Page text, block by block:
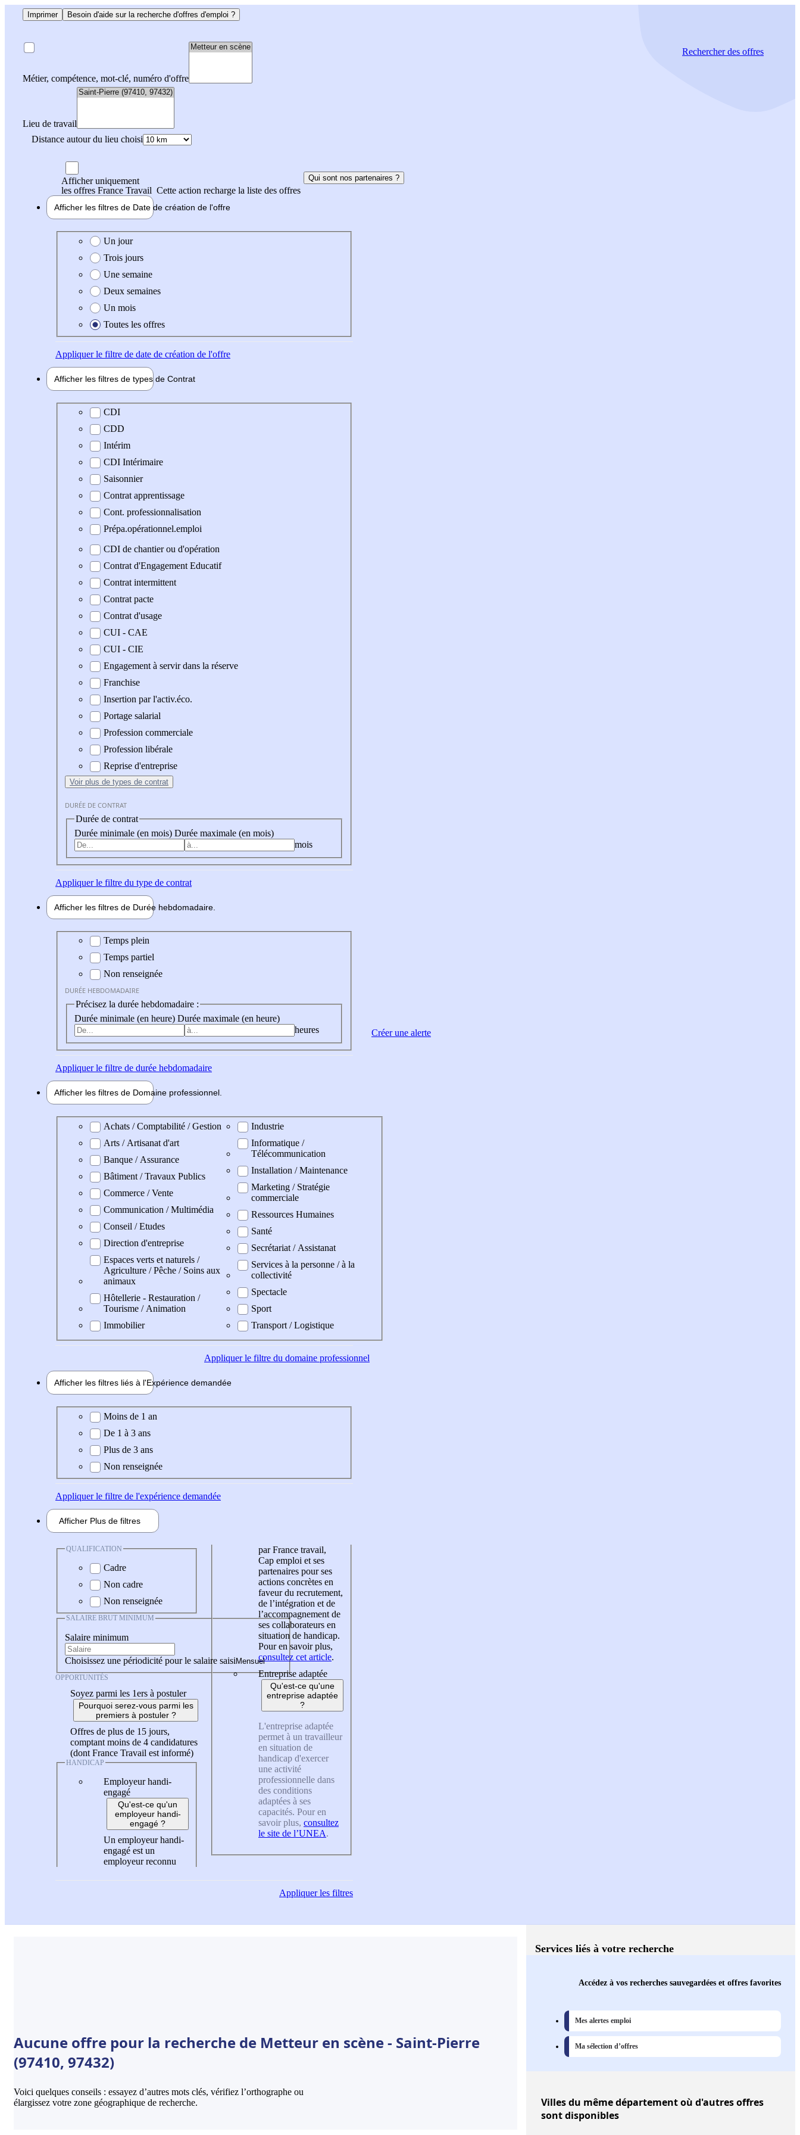
Imprimer Besoin d'aide sur la recherche d'offres d'emploi ?
Métier, compétence, mot-clé, numéro d'offre
Lieu de travail
Distance autour du lieu choisi
Rechercherdes offres
Afficher uniquement
les offres France Travail Cette action recharge la liste des offres
Qui sont nos partenaires ?
Afficher les filtres de Date de création de l'offre
Date de création de l'offre
Un jour
Trois jours
Une semaine
Deux semaines
Un mois
Toutes les offres
Appliquerle filtre de date de création de l'offre
Afficher les filtres de types de Contrat
Type de contrat
CDI
CDD
Intérim
CDI Intérimaire
Saisonnier
Contrat apprentissage
Cont. professionnalisation
Prépa.opérationnel.emploi
CDI de chantier ou d'opération
Contrat d'Engagement Educatif
Contrat intermittent
Contrat pacte
Contrat d'usage
CUI - CAE
CUI - CIE
Engagement à servir dans la réserve
Franchise
Insertion par l'activ.éco.
Portage salarial
Profession commerciale
Profession libérale
Reprise d'entreprise
Voir plus de types de contrat
DURÉE DE CONTRAT
Durée de contrat
Durée minimale (en mois) Durée maximale (en mois)
mois
Appliquerle filtre du type de contrat
Afficher les filtres de Durée hebdomadaire
Durée hebdomadaire
Temps plein
Temps partiel
Non renseignée
DURÉE HEBDOMADAIRE
Précisez la durée hebdomadaire :
Durée minimale (en heure) Durée maximale (en heure)
heures
Appliquerle filtre de durée hebdomadaire
Afficher les filtres de Domaine professionnel
Domaine professionel
Achats / Comptabilité / Gestion
Arts / Artisanat d'art
Banque / Assurance
Bâtiment / Travaux Publics
Commerce / Vente
Communication / Multimédia
Conseil / Etudes
Direction d'entreprise
Espaces verts et naturels /
Agriculture / Pêche / Soins aux
animaux
Hôtellerie - Restauration /
Tourisme / Animation
Immobilier
Industrie
Informatique /
Télécommunication
Installation / Maintenance
Marketing / Stratégie
commerciale
Ressources Humaines
Santé
Secrétariat / Assistanat
Services à la personne / à la
collectivité
Spectacle
Sport
Transport / Logistique
Appliquerle filtre du domaine professionnel
Afficher les filtres liés à l'Expérience demandée
Expérience demandée
Moins de 1 an
De 1 à 3 ans
Plus de 3 ans
Non renseignée
Appliquerle filtre de l'expérience demandée
Afficher Plus de filtres
QUALIFICATION
Cadre
Non cadre
Non renseignée
SALAIRE BRUT MINIMUM
Salaire minimum
Choisissez une périodicité pour le salaire saisi
OPPORTUNITÉS
Soyez parmi les 1ers à postuler
Pourquoi serez-vous parmi les
premiers à postuler ?
Offres de plus de 15 jours,
comptant moins de 4 candidatures
(dont France Travail est informé)
HANDICAP
Employeur handi-
engagé
Qu'est-ce qu'un
employeur handi-
engagé ?
Un employeur handi-
engagé est un
employeur reconnu
par France travail,
Cap emploi et ses
partenaires pour ses
actions concrètes en
faveur du recrutement,
de l’intégration et de
l’accompagnement de
ses collaborateurs en
situation de handicap.
Pour en savoir plus,
consultez cet article.
Entreprise adaptée
Qu'est-ce qu'une
entreprise adaptée
?
L'entreprise adaptée
permet à un travailleur
en situation de
handicap d'exercer
une activité
professionnelle dans
des conditions
adaptées à ses
capacités. Pour en
savoir plus, consultez
le site de l’UNEA.
Appliquerles filtres
Créer une alerte
Aucune offre pour la recherche de Metteur en scène - Saint-Pierre
(97410, 97432)
Voici quelques conseils : essayez d’autres mots clés, vérifiez l’orthographe ou
élargissez votre zone géographique de recherche.
Services liés à votre recherche
Accédez à vos recherches sauvegardées et offres favorites
Mes alertes emploi
Ma sélection d’offres
Villesdu même département où d'autres offres
sont disponibles